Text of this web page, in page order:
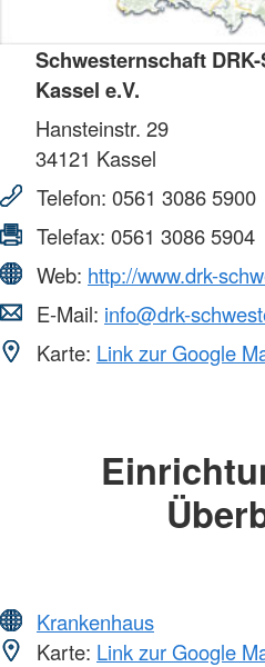
Schwesternschaft
Kassel e.V.
Hansteinstr. 29
34121 Kassel
Telefon: 0561 3086 5900
Telefax: 0561 3086 5904
Web: http://www.drk-
E-Mail: info@drk-
Karte: Link zur Google
Krankenhaus
Karte: Link zur Google